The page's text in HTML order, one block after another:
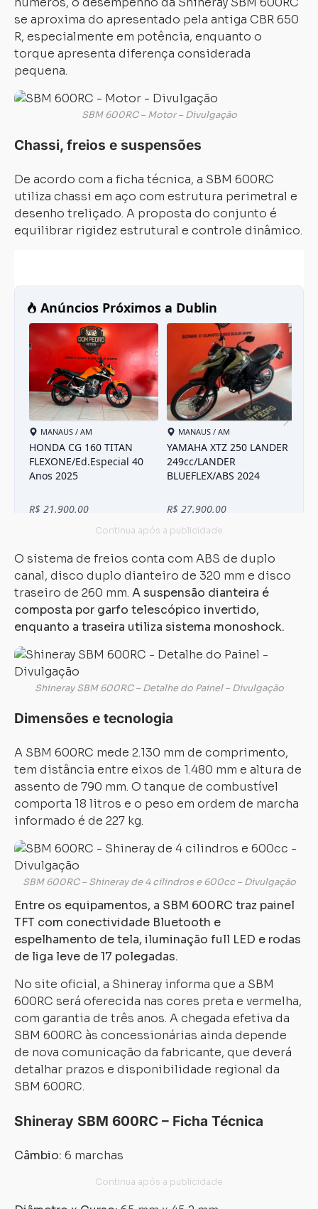
se aproxima do apresentado pela antiga CBR 650
R, especialmente em potência, enquanto o
torque apresenta diferença considerada
pequena.
SBM 600RC – Motor – Divulgação
Chassi, freios e suspensões
De acordo com a ficha técnica, a SBM 600RC
utiliza chassi em aço com estrutura perimetral e
desenho treliçado. A proposta do conjunto é
equilibrar rigidez estrutural e controle dinâmico.
O sistema de freios conta com ABS de duplo
canal, disco duplo dianteiro de 320 mm e disco
traseiro de 260 mm. A suspensão dianteira é
composta por garfo telescópico invertido,
enquanto a traseira utiliza sistema monoshock.
Shineray SBM 600RC – Detalhe do Painel – Divulgação
Dimensões e tecnologia
A SBM 600RC mede 2.130 mm de comprimento,
tem distância entre eixos de 1.480 mm e altura de
assento de 790 mm. O tanque de combustível
comporta 18 litros e o peso em ordem de marcha
informado é de 227 kg.
SBM 600RC – Shineray de 4 cilindros e 600cc – Divulgação
Entre os equipamentos, a SBM 600RC traz painel
TFT com conectividade Bluetooth e
espelhamento de tela, iluminação full LED e rodas
de liga leve de 17 polegadas.
No site oficial, a Shineray informa que a SBM
600RC será oferecida nas cores preta e vermelha,
com garantia de três anos. A chegada efetiva da
SBM 600RC às concessionárias ainda depende
de nova comunicação da fabricante, que deverá
detalhar prazos e disponibilidade regional da
SBM 600RC.
Shineray SBM 600RC – Ficha Técnica
Câmbio: 6 marchas